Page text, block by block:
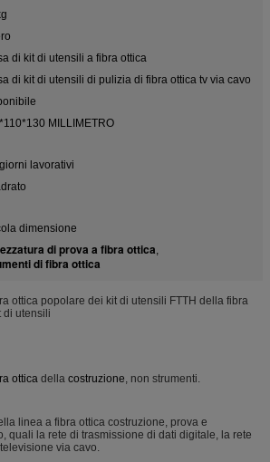
di kit di utensili a fibra ottica
di kit di utensili di pulizia di fibra ottica tv via cavo
MILLIMETRO
lavorativi
dimensione
di prova a fibra ottica,
di fibra ottica
ottica popolare dei kit di utensili FTTH della fibra
di utensili
ottica della costruzione, non strumenti.
linea a fibra ottica costruzione, prova e
quali la rete di trasmissione di dati digitale, la rete
via cavo.